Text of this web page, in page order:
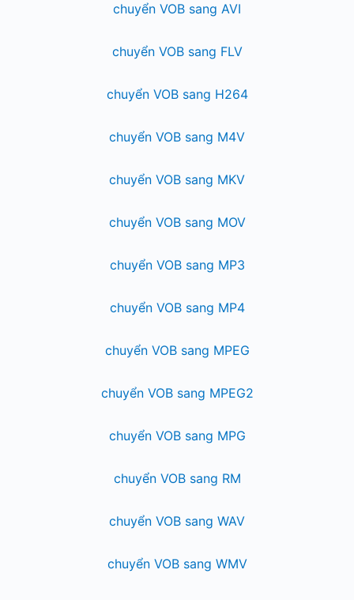
chuyển VOB sang AVI
chuyển VOB sang FLV
chuyển VOB sang H264
chuyển VOB sang M4V
chuyển VOB sang MKV
chuyển VOB sang MOV
chuyển VOB sang MP3
chuyển VOB sang MP4
chuyển VOB sang MPEG
chuyển VOB sang MPEG2
chuyển VOB sang MPG
chuyển VOB sang RM
chuyển VOB sang WAV
chuyển VOB sang WMV